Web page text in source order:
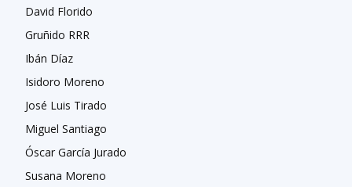
David Florido
Gruñido RRR
Ibán Díaz
Isidoro Moreno
José Luis Tirado
Miguel Santiago
Óscar García Jurado
Susana Moreno